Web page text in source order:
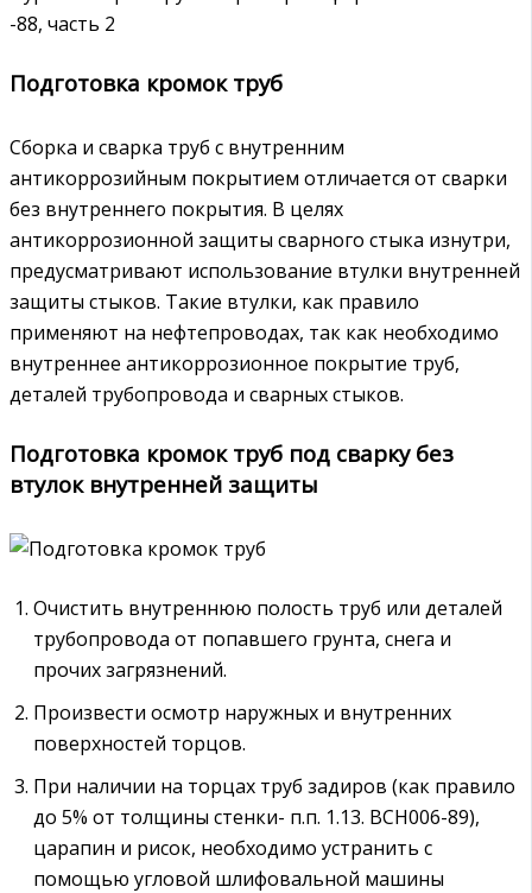
-88, часть 2
Подготовка кромок труб
Сборка и сварка труб с внутренним
антикоррозийным покрытием отличается от сварки
без внутреннего покрытия. В целях
антикоррозионной защиты сварного стыка изнутри,
предусматривают использование втулки внутренней
защиты стыков. Такие втулки, как правило
применяют на нефтепроводах, так как необходимо
внутреннее антикоррозионное покрытие труб,
деталей трубопровода и сварных стыков.
Подготовка кромок труб под сварку без
втулок внутренней защиты
Очистить внутреннюю полость труб или деталей
трубопровода от попавшего грунта, снега и
прочих загрязнений.
Произвести осмотр наружных и внутренних
поверхностей торцов.
При наличии на торцах труб задиров (как правило
до 5% от толщины стенки- п.п. 1.13. ВСН006-89),
царапин и рисок, необходимо устранить с
помощью угловой шлифовальной машины